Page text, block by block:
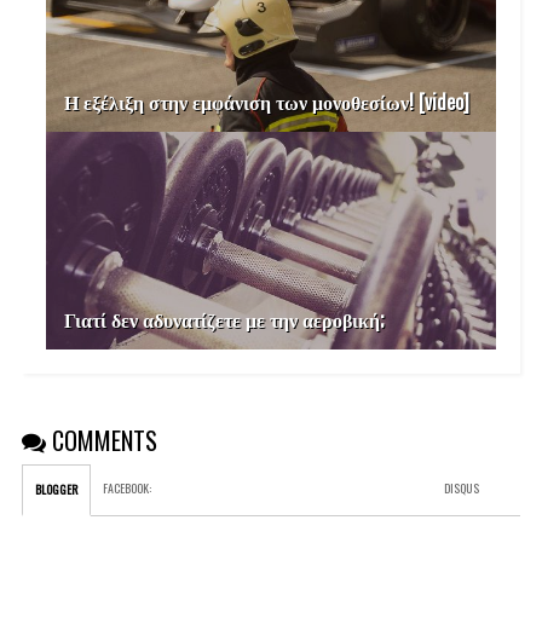
Η εξέλιξη στην εμφάνιση των μονοθεσίων! [video]
Γιατί δεν αδυνατίζετε με την αεροβική;
COMMENTS
BLOGGER FACEBOOK: DISQUS